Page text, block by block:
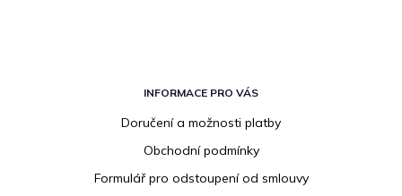
INFORMACE PRO VÁS
Doručení a možnosti platby
Obchodní podmínky
Formulář pro odstoupení od smlouvy